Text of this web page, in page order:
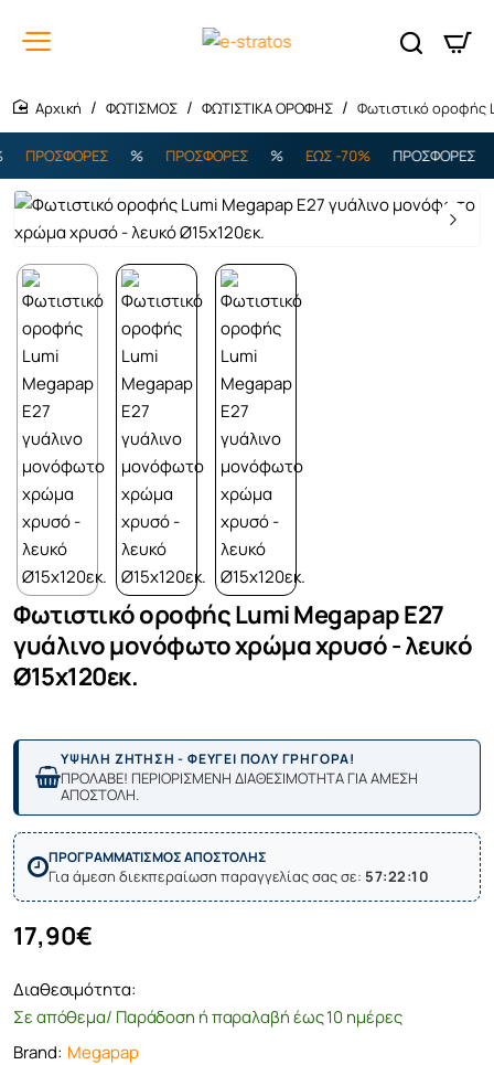
ΦΩΤΙΣΜΟΣ ΦΩΤΙΣΤΙΚΑ ΟΡΟΦΗΣ Φωτιστικό οροφής
ΠΡΟΣΦΟΡΕΣ ΠΡΟΣΦΟΡΕΣ ΕΩΣ -70% ΠΡΟΣΦΟΡΕΣ
Φωτιστικό οροφής Lumi Megapap E27
γυάλινο μονόφωτο χρώμα χρυσό - λευκό
Ø15x120εκ.
ΥΨΗΛΗ ΖΗΤΗΣΗ - ΦΕΥΓΕΙ ΠΟΛΥ ΓΡΗΓΟΡΑ!
ΠΡΟΛΑΒΕ! ΠΕΡΙΟΡΙΣΜΕΝΗ ΔΙΑΘΕΣΙΜΟΤΗΤΑ ΓΙΑ ΑΜΕΣΗ
ΑΠΟΣΤΟΛΗ.
ΠΡΟΓΡΑΜΜΑΤΙΣΜΟΣ ΑΠΟΣΤΟΛΗΣ
Για άμεση διεκπεραίωση παραγγελίας σας σε: 57:22:10
Διαθεσιμότητα:
Σε απόθεμα/ Παράδοση ή παραλαβή έως 10 ημέρες
Brand: Megapap
17,90€